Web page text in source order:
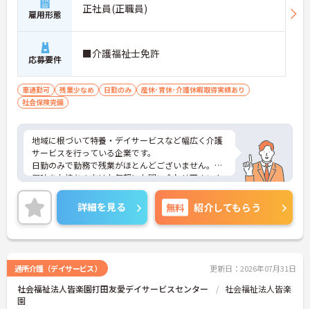
雇用形態 正社員(正職員)
応募要件 ■介護福祉士免許
車通勤可 残業少なめ 日勤のみ
産休･育休･介護休暇取得実績あり
社会保険完備
地域に根づいて特養・デイサービスなど幅広く介護
サービスを行っている企業です。
日勤のみで勤務で残業がほとんどございません。
興味をお持ちの方はお気軽にお問い合わせ下さい！
詳細を見る 無料 紹介してもらう
通所介護（デイサービス） 更新日：2026年07月31日
社会福祉法人皆楽園打田友愛デイサービスセンター
社会福祉法人皆楽
園